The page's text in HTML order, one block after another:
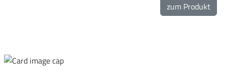
zum Produkt